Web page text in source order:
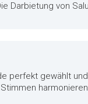
Darbietung von
perfekt gewählt